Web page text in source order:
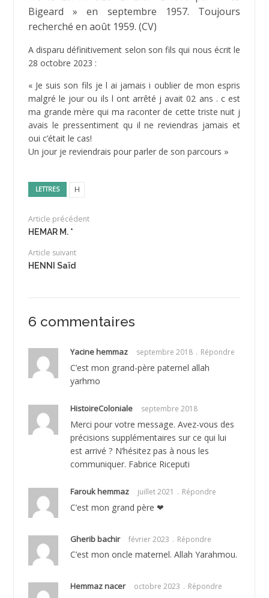
Bigeard » en septembre 1957. Toujours
recherché en août 1959. (CV)
A disparu définitivement selon son fils qui nous écrit le
28 octobre 2023 :
« Je suis son fils je l ai jamais i oublier de mon espris
malgré le jour ou ils l ont arrêté j avait 02 ans . c est
ma grande mère qui ma raconter de cette triste nuit j
avais le pressentiment qu il ne reviendras jamais et
oui c’était le cas!
Un jour je reviendrais pour parler de son parcours »
LETTRES H
Article précédent
HEMAR M. *
Article suivant
HENNI Saïd
6 commentaires
Yacine hemmaz septembre 2018 Répondre
C’est mon grand-père paternel allah
yarhmo
HistoireColoniale septembre 2018
Merci pour votre message. Avez-vous des
précisions supplémentaires sur ce qui lui
est arrivé ? N’hésitez pas à nous les
communiquer. Fabrice Riceputi
Farouk hemmaz juillet 2021 Répondre
C’est mon grand père ❤
Gherib bachir février 2023 Répondre
C’est mon oncle maternel. Allah Yarahmou.
Hemmaz nacer octobre 2023 Répondre